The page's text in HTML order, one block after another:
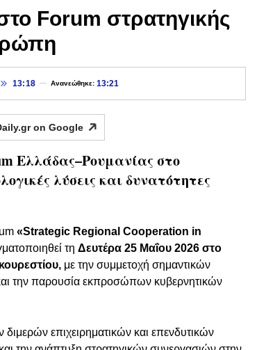
Forum στρατηγικής
13:18 Ανανεώθηκε: 13:21
on Google
Ελλάδας–Ρουμανίας στο
λύσεις και δυνατότητες
«Strategic Regional Cooperation in
τη Δευτέρα 25 Μαΐου 2026 στο
με την συμμετοχή σημαντικών
την παρουσία εκπροσώπων κυβερνητικών
επιχειρηματικών και επενδυτικών